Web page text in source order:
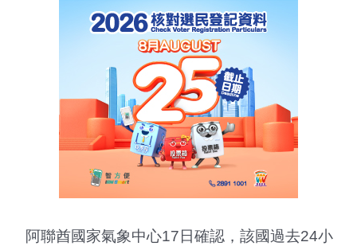
阿聯酋國家氣象中心17日確認，該國過去24小